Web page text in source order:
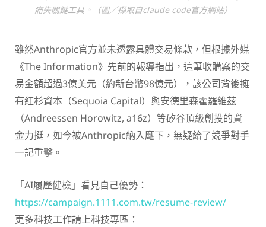
痛失關鍵工具。（圖／擷取自claude code官方網站）
雖然Anthropic官方並未透露具體交易條款，但根據外媒
《The Information》先前的報導指出，這筆收購案的交
易金額超過3億美元（約新台幣98億元），該公司背後擁
有紅杉資本（Sequoia Capital）與安德里森霍羅維茲
（Andreessen Horowitz, a16z）等矽谷頂級創投的資
金力挺，如今被Anthropic納入麾下，無疑給了競爭對手
一記重擊。
「AI履歷健檢」看見自己優勢：
https://campaign.1111.com.tw/resume-review/
更多科技工作請上科技專區：